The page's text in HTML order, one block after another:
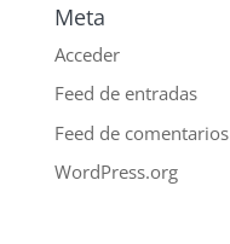
Meta
Acceder
Feed de entradas
Feed de comentarios
WordPress.org